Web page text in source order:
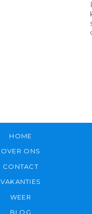
HOME
OVER ONS
CONTACT
VAKANTIES
WEER
BLOG